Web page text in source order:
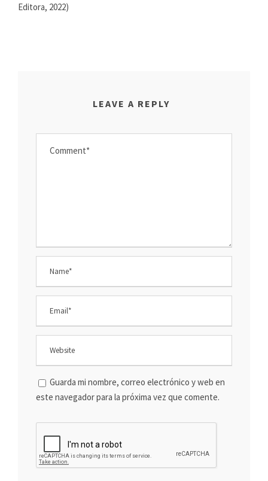
Editora, 2022)
LEAVE A REPLY
Guarda mi nombre, correo electrónico y web en
este navegador para la próxima vez que comente.